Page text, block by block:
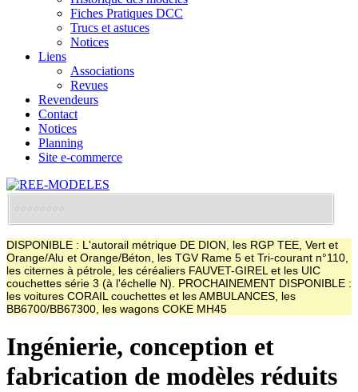
Fiches Pratiques DCC
Trucs et astuces
Notices
Liens
Associations
Revues
Revendeurs
Contact
Notices
Planning
Site e-commerce
DISPONIBLE : L'autorail métrique DE DION, les RGP TEE, Vert et
Orange/Alu et Orange/Béton, les TGV Rame 5 et Tri-courant n°110,
les citernes à pétrole, les céréaliers FAUVET-GIREL et les UIC
couchettes série 3 (à l'échelle N). PROCHAINEMENT DISPONIBLE :
les voitures CORAIL couchettes et les AMBULANCES, les
BB6700/BB67300, les wagons COKE MH45
Ingénierie, conception et
fabrication de modèles réduits